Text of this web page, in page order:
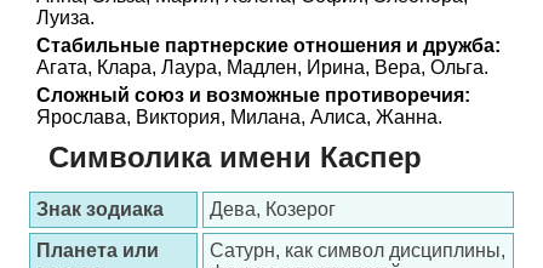
Луиза.
Стабильные партнерские отношения и дружба:
Агата, Клара, Лаура, Мадлен, Ирина, Вера, Ольга.
Сложный союз и возможные противоречия:
Ярослава, Виктория, Милана, Алиса, Жанна.
Символика имени Каспер
Знак зодиака
Дева, Козерог
Планета или
Сатурн, как символ дисциплины,